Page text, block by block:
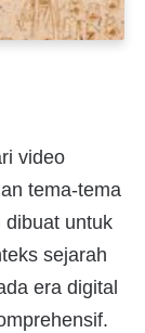
video
tema-tema
dibuat untuk
sejarah
era digital